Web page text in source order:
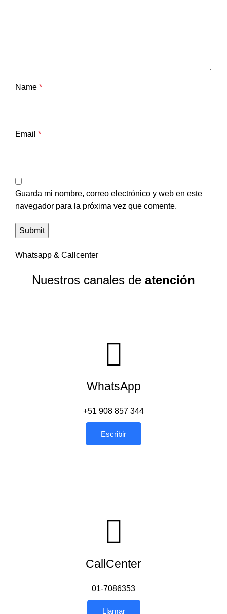
Name *
Email *
Guarda mi nombre, correo electrónico y web en este
navegador para la próxima vez que comente.
Whatsapp & Callcenter
Nuestros canales de atención
WhatsApp
+51 908 857 344
Escribir
CallCenter
01-7086353
Llamar